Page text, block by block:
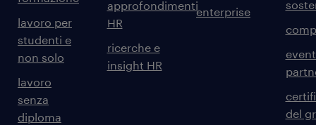
lavoro per
studenti e
non solo
lavoro
senza
diploma
approfondimenti
HR
ricerche e
insight HR
enterprise
del